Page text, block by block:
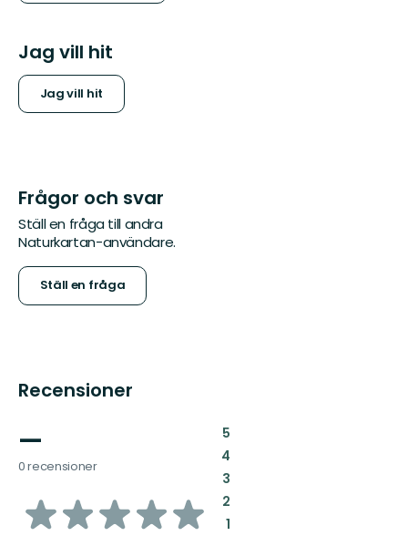
Jag vill hit
Jag vill hit
Frågor och svar
Ställ en fråga till andra
Naturkartan-användare.
Ställ en fråga
Recensioner
—
0 recensioner
av
5:
4:
3:
2:
1: